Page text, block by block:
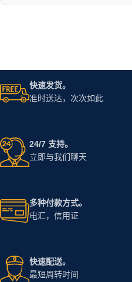
快速发货。
准时送达，次次如此
24/7 支持。
立即与我们聊天
多种付款方式。
电汇，信用证
快速配送。
最短周转时间